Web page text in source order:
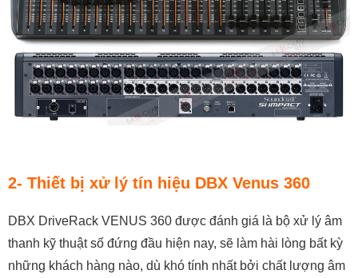
2- Thiết bị xử lý tín hiệu DBX Venus 360
DBX DriveRack VENUS 360 được đánh giá là bộ xử lý âm
thanh kỹ thuật số đứng đầu hiện nay, sẽ làm hài lòng bất kỳ
những khách hàng nào, dù khó tính nhất bởi chất lượng âm